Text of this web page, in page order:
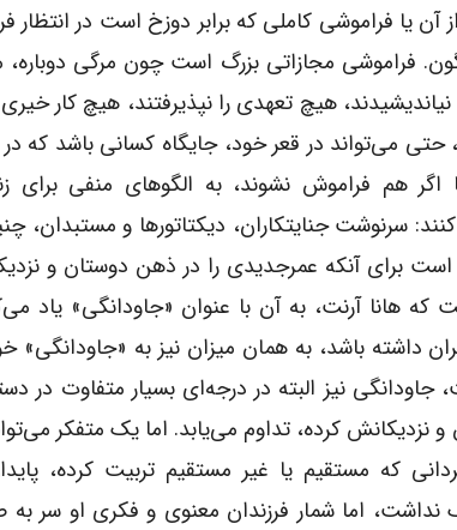
یا فراموشی کاملی که برابر دوزخ است در انتظار
فراموشی مجازاتی بزرگ است چون مرگی دوباره،
هیچ تعهدی را نپذیرفتند، هیچ کار خیری
می‌تواند در قعر خود، جایگاه کسانی باشد
اگر هم فراموش نشوند، به الگوهای منفی برای
سرنوشت جنایتکاران، دیکتاتورها و مستبدان،
برای آنکه عمرجدیدی را در ذهن دوستان و
هانا آرنت، به آن با عنوان «جاودانگی» یاد
داشته باشد، به همان میزان نیز به «جاودانگی»
جاودانگی نیز البته در درجه‌ای بسیار متفاوت
نزدیکانش کرده، تداوم می‌یابد. اما یک متفکر
که مستقیم یا غیر مستقیم تربیت کرده،
اما شمار فرزندان معنوی و فکری او سر به